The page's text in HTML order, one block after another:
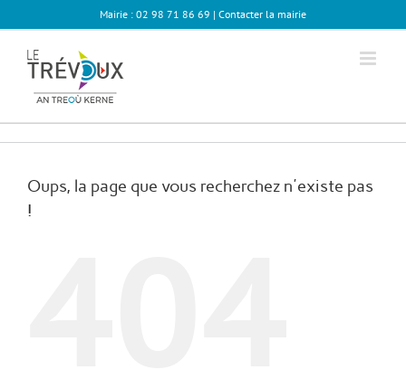
au
Mairie : 02 98 71 86 69 | Contacter la mairie
Oups, la page que vous recherchez n'existe pas
!